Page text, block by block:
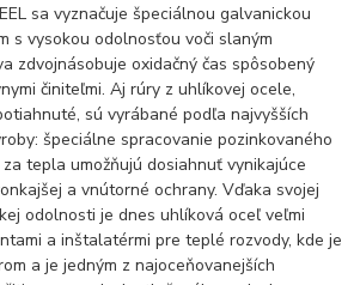
sa vyznačuje špeciálnou galvanickou
s vysokou odolnosťou voči slaným
zdvojnásobuje oxidačný čas spôsobený
činiteľmi. Aj rúry z uhlíkovej ocele,
sú vyrábané podľa najvyšších
špeciálne spracovanie pozinkovaného
tepla umožňujú dosiahnuť vynikajúce
a vnútorné ochrany. Vďaka svojej
odolnosti je dnes uhlíková oceľ veľmi
a inštalatérmi pre teplé rozvody, kde je
a je jedným z najoceňovanejších